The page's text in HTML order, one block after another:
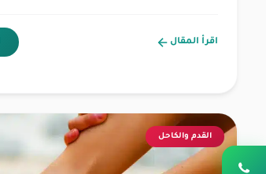
اقرأ المقال
القدم والكاحل